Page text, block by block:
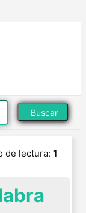
Buscar
de lectura: 1